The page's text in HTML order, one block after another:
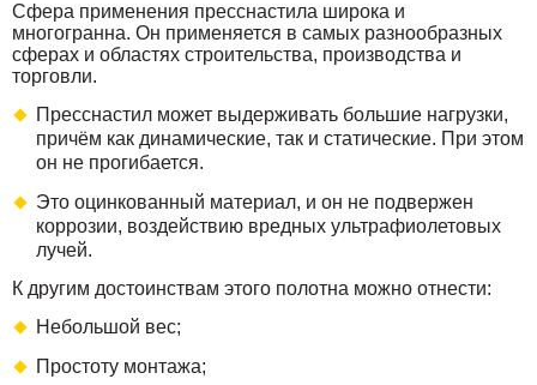
Сфера применения пресснастила широка и
многогранна. Он применяется в самых разнообразных
сферах и областях строительства, производства и
торговли.
Пресснастил может выдерживать большие нагрузки,
причём как динамические, так и статические. При этом
он не прогибается.
Это оцинкованный материал, и он не подвержен
коррозии, воздействию вредных ультрафиолетовых
лучей.
К другим достоинствам этого полотна можно отнести:
Небольшой вес;
Простоту монтажа;